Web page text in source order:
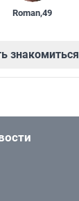
Roman,49
знакомиться